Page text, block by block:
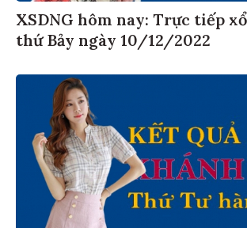
XSDNG hôm nay: Trực tiếp
thứ Bảy ngày 10/12/2022